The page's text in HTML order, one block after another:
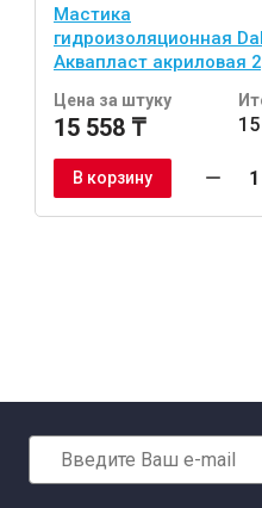
Мастика
гидроизоляционная
Аквапласт акриловая
Цена за штуку
15 558 ₸
В корзину